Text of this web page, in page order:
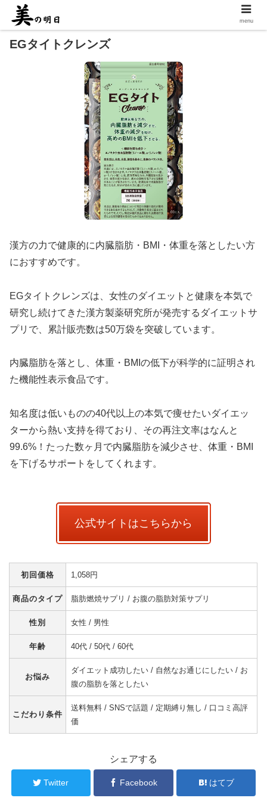
EGタイトクレンズ
漢方の力で健康的に内臓脂肪・BMI・体重を落としたい方
におすすめです。
EGタイトクレンズは、女性のダイエットと健康を本気で
研究し続けてきた漢方製薬研究所が発売するダイエットサ
プリで、累計販売数は50万袋を突破しています。
内臓脂肪を落とし、体重・BMIの低下が科学的に証明され
た機能性表示食品です。
知名度は低いものの40代以上の本気で痩せたいダイエッ
ターから熱い支持を得ており、その再注文率はなんと
99.6%！たった数ヶ月で内臓脂肪を減少させ、体重・BMI
を下げるサポートをしてくれます。
公式サイトはこちらから
初回価格 1,058円
商品のタイプ 脂肪燃焼サプリ / お腹の脂肪対策サプリ
性別 女性 / 男性
年齢 40代 / 50代 / 60代
お悩み
ダイエット成功したい / 自然なお通じにしたい / お
腹の脂肪を落としたい
こだわり条件
送料無料 / SNSで話題 / 定期縛り無し / 口コミ高評
価
シェアする
Twitter Facebook はてブ
menu